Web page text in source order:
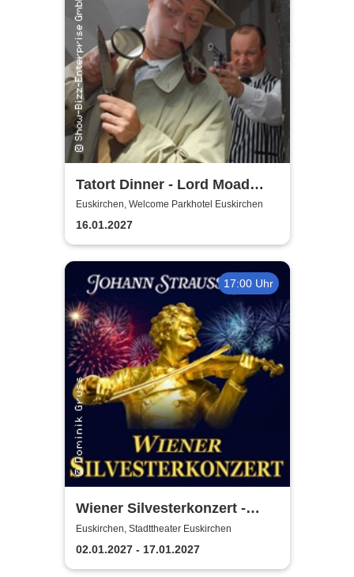
Tatort Dinner - Lord Moad
lässt bitten!
Euskirchen, Welcome Parkhotel Euskirchen
16.01.2027
17:00 Uhr
Wiener Silvesterkonzert -
Wiener Neujahrskonzert
Euskirchen, Stadttheater Euskirchen
02.01.2027 - 17.01.2027